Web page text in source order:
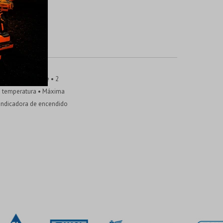
y Caliente • 2
• Máxima
de encendido